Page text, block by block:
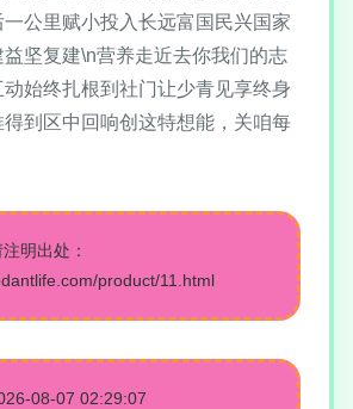
公里赋小投入长远富国民兴国家
坚复建\n营养走近去你我们的志
始终扎根到社门让少青见享终身
到区中回响创这特想能，关咱每
明出处：
product/11.html
08-07 02:29:07